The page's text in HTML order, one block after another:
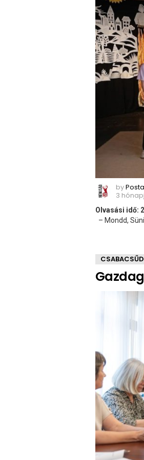
by
3
Olvasási idő: 2
– Mondd,
CSABACSŰD